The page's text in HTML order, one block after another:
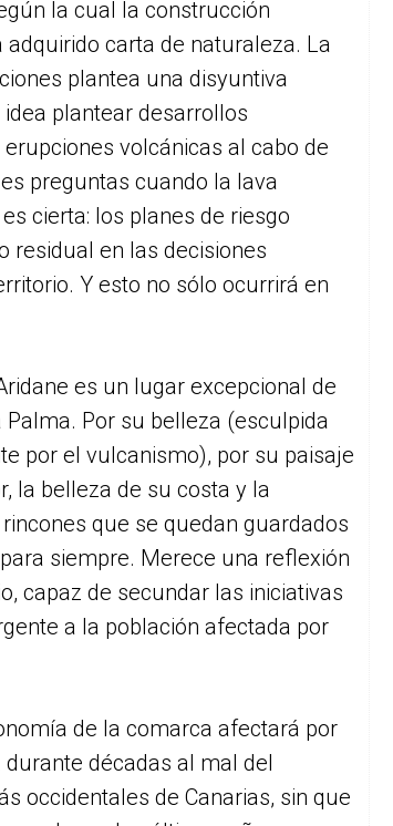
la cual la construcción
carta de naturaleza. La
plantea una disyuntiva
plantear desarrollos
volcánicas al cabo de
preguntas cuando la lava
cierta: los planes de riesgo
residual en las decisiones
Y esto no sólo ocurrirá en
es un lugar excepcional de
Palma. Por su belleza (esculpida
por el vulcanismo), por su paisaje
la belleza de su costa y la
que se quedan guardados
siempre. Merece una reflexión
capaz de secundar las iniciativas
a la población afectada por
de la comarca afectará por
décadas al mal del
occidentales de Canarias, sin que